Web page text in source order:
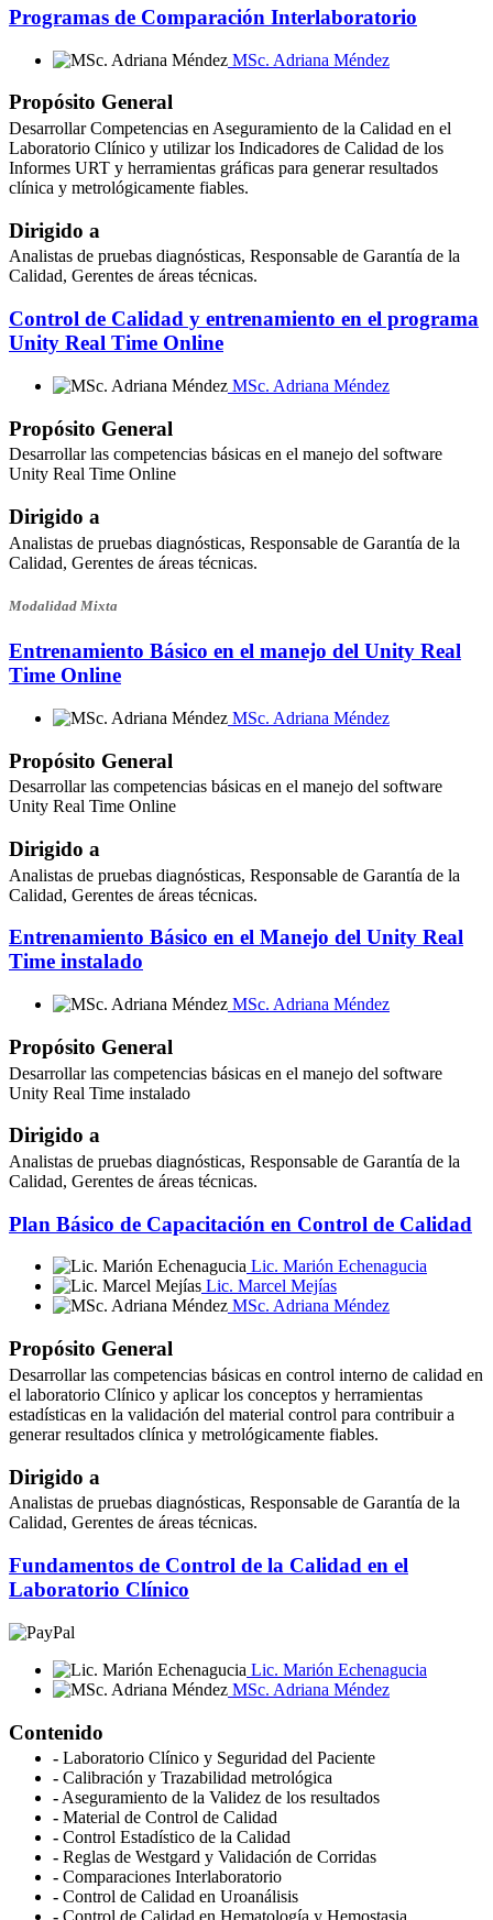
Programas de Comparación Interlaboratorio
MSc. Adriana Méndez
Propósito General
Desarrollar Competencias en Aseguramiento de la Calidad en el
Laboratorio Clínico y utilizar los Indicadores de Calidad de los
Informes URT y herramientas gráficas para generar resultados
clínica y metrológicamente fiables.
Dirigido a
Analistas de pruebas diagnósticas, Responsable de Garantía de la
Calidad, Gerentes de áreas técnicas.
Control de Calidad y entrenamiento en el programa
Unity Real Time Online
MSc. Adriana Méndez
Propósito General
Desarrollar las competencias básicas en el manejo del software
Unity Real Time Online
Dirigido a
Analistas de pruebas diagnósticas, Responsable de Garantía de la
Calidad, Gerentes de áreas técnicas.
Modalidad Mixta
Entrenamiento Básico en el manejo del Unity Real
Time Online
MSc. Adriana Méndez
Propósito General
Desarrollar las competencias básicas en el manejo del software
Unity Real Time Online
Dirigido a
Analistas de pruebas diagnósticas, Responsable de Garantía de la
Calidad, Gerentes de áreas técnicas.
Entrenamiento Básico en el Manejo del Unity Real
Time instalado
MSc. Adriana Méndez
Propósito General
Desarrollar las competencias básicas en el manejo del software
Unity Real Time instalado
Dirigido a
Analistas de pruebas diagnósticas, Responsable de Garantía de la
Calidad, Gerentes de áreas técnicas.
Plan Básico de Capacitación en Control de Calidad
Lic. Marión Echenagucia
Lic. Marcel Mejías
MSc. Adriana Méndez
Propósito General
Desarrollar las competencias básicas en control interno de calidad en
el laboratorio Clínico y aplicar los conceptos y herramientas
estadísticas en la validación del material control para contribuir a
generar resultados clínica y metrológicamente fiables.
Dirigido a
Analistas de pruebas diagnósticas, Responsable de Garantía de la
Calidad, Gerentes de áreas técnicas.
Fundamentos de Control de la Calidad en el
Laboratorio Clínico
Lic. Marión Echenagucia
MSc. Adriana Méndez
Contenido
- Laboratorio Clínico y Seguridad del Paciente
- Calibración y Trazabilidad metrológica
- Aseguramiento de la Validez de los resultados
- Material de Control de Calidad
- Control Estadístico de la Calidad
- Reglas de Westgard y Validación de Corridas
- Comparaciones Interlaboratorio
- Control de Calidad en Uroanálisis